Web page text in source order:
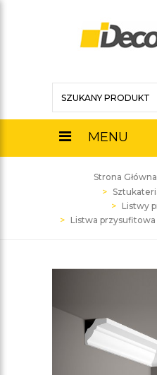
MENU
Strona Główna
Listwy
Listwa